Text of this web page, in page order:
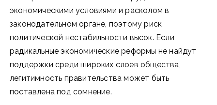
экономическими условиями и расколом в
законодательном органе, поэтому риск
политической нестабильности высок. Если
радикальные экономические реформы не найдут
поддержки среди широких слоев общества,
легитимность правительства может быть
поставлена под сомнение.